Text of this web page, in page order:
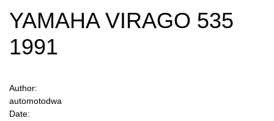
YAMAHA VIRAGO 535
1991
Author:
automotodwa
Date: